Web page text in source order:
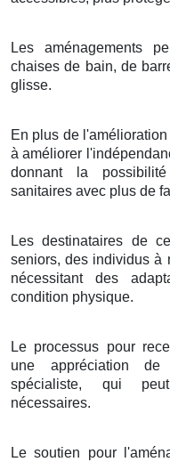
Les aménagements
chaises de bain, de
glisse.
En plus de
à améliorer
donnant la
sanitaires avec plus de
Les destinataires de
seniors, des individus à
nécessitant des
condition physique.
Le processus pour
une appréciation
spécialiste, qui
nécessaires.
Le soutien pour